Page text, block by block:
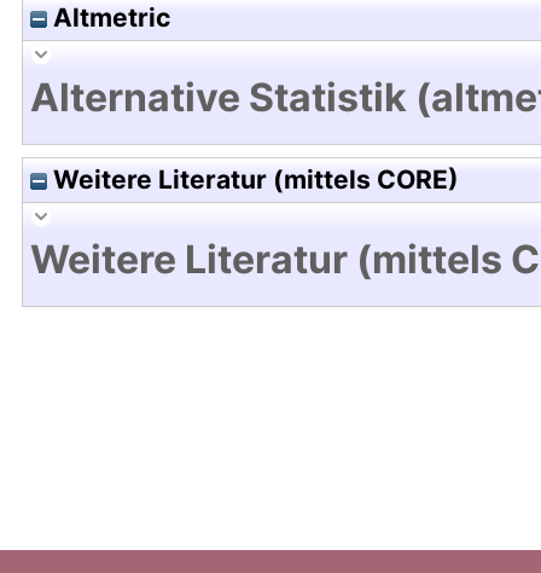
Altmetric
Alternative Statistik
Weitere Literatur (mittels CORE)
Weitere Literatur (mittels